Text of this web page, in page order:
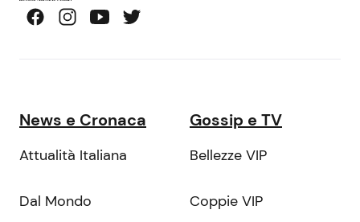
News e Cronaca
Attualità Italiana
Dal Mondo
Gossip e TV
Bellezze VIP
Coppie VIP